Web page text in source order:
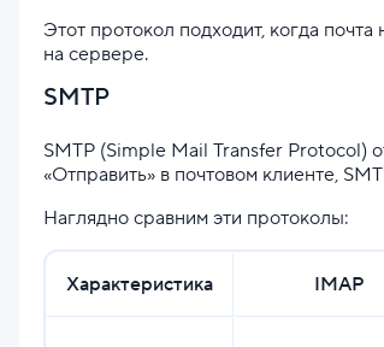
Этот протокол подходит, когда
на сервере.
SMTP
SMTP (Simple Mail Transfer Protocol)
«Отправить» в почтовом клиенте,
Наглядно сравним эти протоколы:
Характеристика IMAP